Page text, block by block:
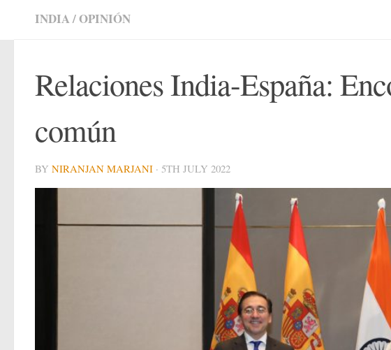
INDIA/OPINIÓN
Relaciones India-España:
común
BY NIRANJAN MARJANI · 5TH JULY 2022